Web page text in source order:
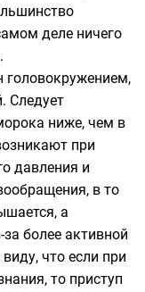
деле ничего
головокружением,
Следует
ниже, чем в
при
давления и
в то
а
более активной
что если при
то приступ